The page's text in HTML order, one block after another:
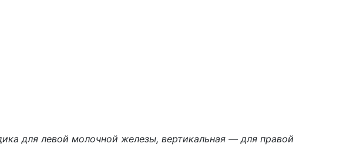
для левой молочной железы, вертикальная — для правой